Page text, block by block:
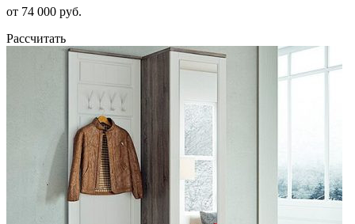
от 74 000 руб.
Рассчитать